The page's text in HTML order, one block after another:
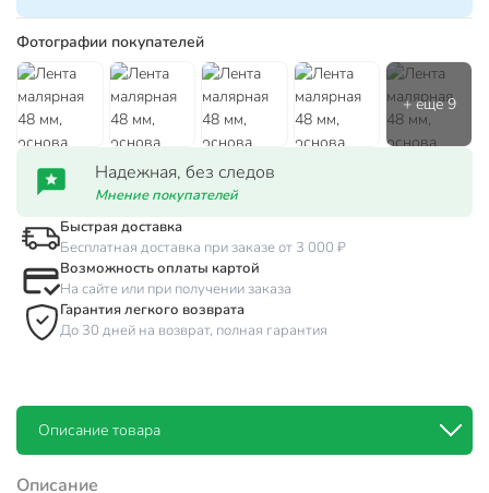
Фотографии покупателей
Надежная, без следов
Мнение покупателей
Быстрая доставка
Бесплатная доставка при заказе от 3 000 ₽
Возможность оплаты картой
На сайте или при получении заказа
Гарантия легкого возврата
До 30 дней на возврат, полная гарантия
Описание товара
Описание